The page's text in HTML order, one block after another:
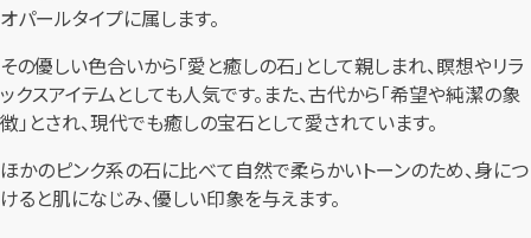
オパールタイプに属します。
その優しい色合いから「愛と癒しの石」として親しまれ、瞑想やリラ
ックスアイテムとしても人気です。また、古代から「希望や純潔の象
徴」とされ、現代でも癒しの宝石として愛されています。
ほかのピンク系の石に比べて自然で柔らかいトーンのため、身につ
けると肌になじみ、優しい印象を与えます。